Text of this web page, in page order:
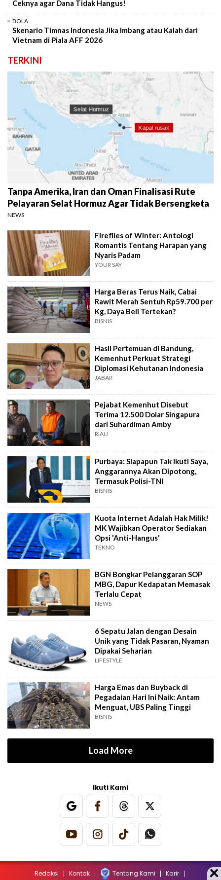
Ceknya agar Dana Tidak Hangus!
BOLA
Skenario Timnas Indonesia Jika Imbang atau Kalah dari
Vietnam di Piala AFF 2026
TERKINI
Tanpa Amerika, Iran dan Oman Finalisasi Rute
Pelayaran Selat Hormuz Agar Tidak Bersengketa
NEWS
Fireflies of Winter: Antologi
Romantis Tentang Harapan yang
Nyaris Padam
YOUR SAY
Harga Beras Terus Naik, Cabai
Rawit Merah Sentuh Rp59.700 per
Kg, Daya Beli Tertekan?
BISNIS
Hasil Pertemuan di Bandung,
Kemenhut Perkuat Strategi
Diplomasi Kehutanan Indonesia
JABAR
Pejabat Kemenhut Disebut
Terima 12.500 Dolar Singapura
dari Suhardiman Amby
RIAU
Purbaya: Siapapun Tak Ikuti Saya,
Anggarannya Akan Dipotong,
Termasuk Polisi-TNI
BISNIS
Kuota Internet Adalah Hak Milik!
MK Wajibkan Operator Sediakan
Opsi 'Anti-Hangus'
TEKNO
BGN Bongkar Pelanggaran SOP
MBG, Dapur Kedapatan Memasak
Terlalu Cepat
NEWS
6 Sepatu Jalan dengan Desain
Unik yang Tidak Pasaran, Nyaman
Dipakai Seharian
LIFESTYLE
Harga Emas dan Buyback di
Pegadaian Hari Ini Naik: Antam
Menguat, UBS Paling Tinggi
BISNIS
Load More
Ikuti Kami
Redaksi Kontak Tentang Kami Karir